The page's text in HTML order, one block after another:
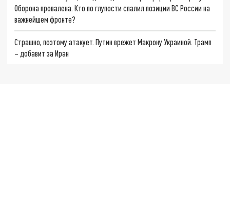
Оборона провалена. Кто по глупости спалил позиции ВС России на
важнейшем фронте?
Страшно, поэтому атакует. Путин врежет Макрону Украиной. Трамп
– добавит за Иран